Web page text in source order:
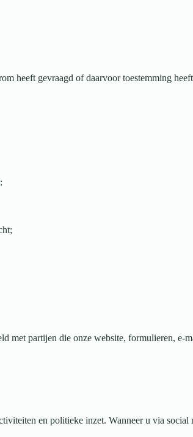
heeft gevraagd of daarvoor toestemming
met partijen die onze website, formulieren,
en politieke inzet. Wanneer u via social